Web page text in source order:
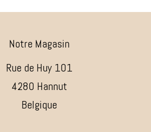
Notre Magasin
Rue de Huy 101
4280 Hannut
Belgique